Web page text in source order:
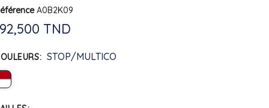
A0B2K09
TND
STOP/MULTICO